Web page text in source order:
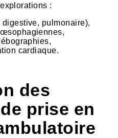
:
pulmonaire),
cardiaque.
des
prise en